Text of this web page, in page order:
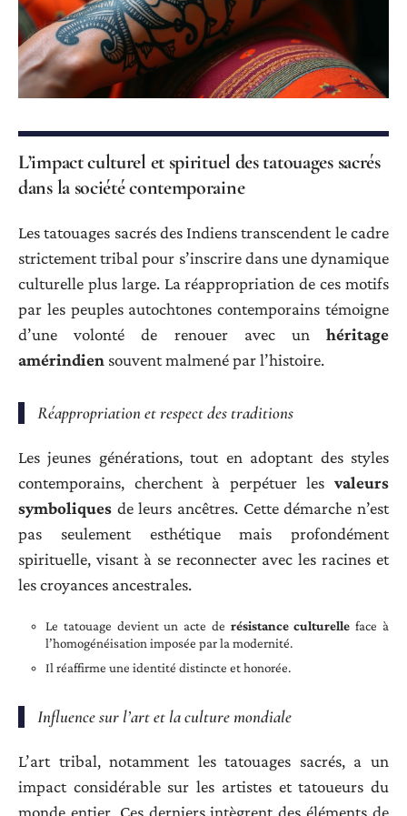
L’impact culturel et spirituel des tatouages sacrés
dans la société contemporaine
Les tatouages sacrés des Indiens transcendent le cadre
strictement tribal pour s’inscrire dans une dynamique
culturelle plus large. La réappropriation de ces motifs
par les peuples autochtones contemporains témoigne
d’une volonté de renouer avec un héritage
amérindien souvent malmené par l’histoire.
Réappropriation et respect des traditions
Les jeunes générations, tout en adoptant des styles
contemporains, cherchent à perpétuer les valeurs
symboliques de leurs ancêtres. Cette démarche n’est
pas seulement esthétique mais profondément
spirituelle, visant à se reconnecter avec les racines et
les croyances ancestrales.
Le tatouage devient un acte de résistance culturelle face à
l’homogénéisation imposée par la modernité.
Il réaffirme une identité distincte et honorée.
Influence sur l’art et la culture mondiale
L’art tribal, notamment les tatouages sacrés, a un
impact considérable sur les artistes et tatoueurs du
monde entier. Ces derniers intègrent des éléments de